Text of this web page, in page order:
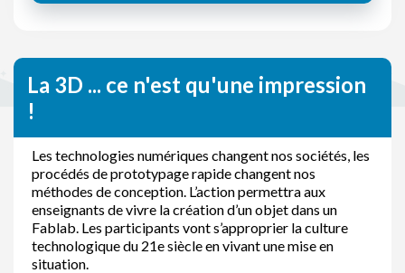
La 3D ... ce n'est qu'une impression
!
Les technologies numériques changent nos sociétés, les
procédés de prototypage rapide changent nos
méthodes de conception. L’action permettra aux
enseignants de vivre la création d’un objet dans un
Fablab. Les participants vont s’approprier la culture
technologique du 21e siècle en vivant une mise en
situation.